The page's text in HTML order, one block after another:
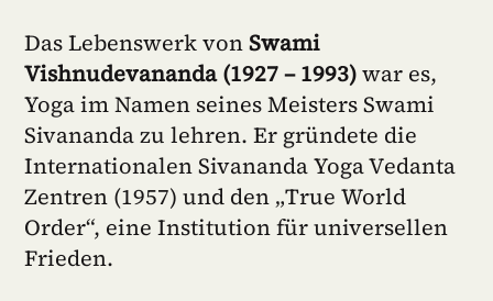
Das Lebenswerk vonSwami
Vishnudevananda (1927 – 1993)war es,
Yoga im Namen seines Meisters Swami
Sivananda zu lehren. Er gründete die
Internationalen Sivananda Yoga Vedanta
Zentren (1957) und den „True World
Order“, eine Institution für universellen
Frieden.